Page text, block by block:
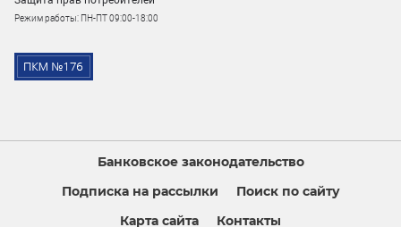
Режим работы: ПН-ПТ 09:00-18:00
Банковское законодательство
Подписка на рассылки
Поиск по сайту
Карта сайта
Контакты